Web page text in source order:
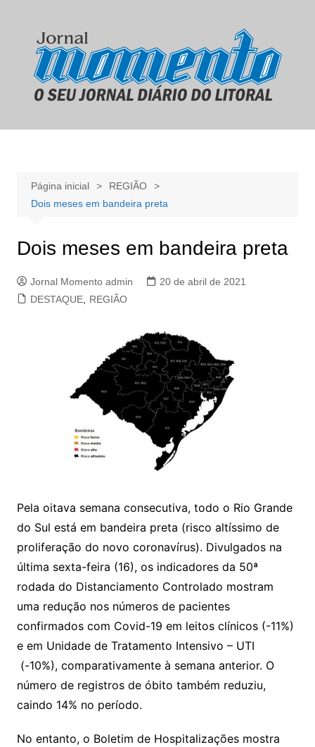
conteúdo
Página inicial
REGIÃO
Dois meses em bandeira preta
Dois meses em bandeira preta
Jornal Momento admin
20 de abril de 2021
DESTAQUE, REGIÃO
Pela oitava semana consecutiva, todo o Rio Grande
do Sul está em bandeira preta (risco altíssimo de
proliferação do novo coronavírus). Divulgados na
última sexta-feira (16), os indicadores da 50ª
rodada do Distanciamento Controlado mostram
uma redução nos números de pacientes
confirmados com Covid-19 em leitos clínicos (-11%)
e em Unidade de Tratamento Intensivo – UTI
(-10%), comparativamente à semana anterior. O
número de registros de óbito também reduziu,
caindo 14% no período.
No entanto, o Boletim de Hospitalizações mostra